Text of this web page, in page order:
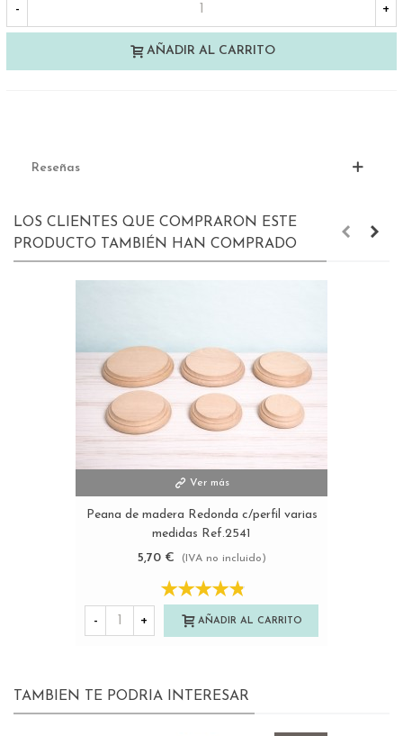
- +
AÑADIR AL CARRITO
Reseñas
LOS CLIENTES QUE COMPRARON ESTE
PRODUCTO TAMBIÉN HAN COMPRADO
Ver más
Peana de madera Redonda c/perfil varias
medidas Ref.2541
5,70 €
(IVA no incluido)
- + AÑADIR AL CARRITO
TAMBIEN TE PODRIA INTERESAR